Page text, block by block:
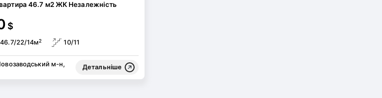
46.7 м2 ЖК Незалежність
$
46.7/22/14м2 10/11
м-н,
Детальніше